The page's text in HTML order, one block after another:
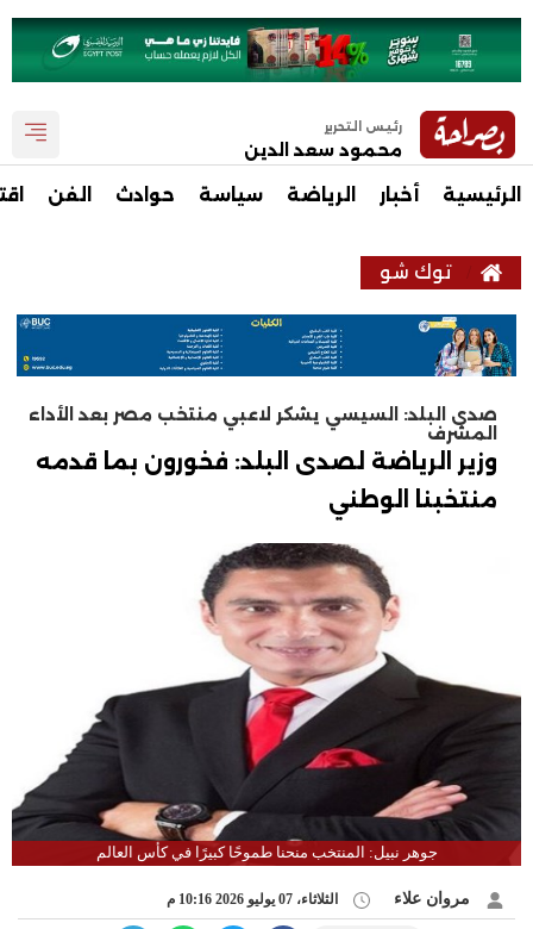
رئيس التحرير
محمود سعد الدين
الرئيسية أخبار الرياضة سياسة حوادث الفن
توك شو
صدى البلد: السيسي يشكر لاعبي منتخب مصر بعد الأداء
المشرف
وزير الرياضة لصدى البلد: فخورون بما قدمه
منتخبنا الوطني
جوهر نبيل: المنتخب منحنا طموحًا كبيرًا في كأس العالم
مروان علاء الثلاثاء، 07 يوليو 2026 10:16 م